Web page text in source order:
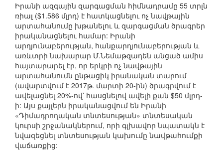
Իրանի ազգային զարգացման հիմնադրամը 55 տրլն
ռիալ ($1.586 մլրդ) է հատկացնելու ոչ նավթային
արտահանումը խթանելու և զարգացման ծրագրեր
իրականացնելու համար: Իրանի
արդյունաբերության, հանքարդյունաբերության և
առևտրի նախարար Մ.Նեմաթզադեն անցած ամիս
հայտարարել էր, որ երկրի ոչ նավթային
արտահանումն ընթացիկ իրանական տարում
(ավարտվում է 2017թ. մարտի 20-ին) ծրագրվում է
ավելացնել 20%-ով՝ հասցնելով ավելի քան $50 մլրդ-
ի: Այս քայլերն իրականացվում են Իրանի
«Դիմադրողական տնտեսության» տնտեսական
կուրսի շրջանակներում, որի գլխավոր նպատակն է
նվազեցնել տնտեսության կախումը նավթահումքի
վաճառքից: